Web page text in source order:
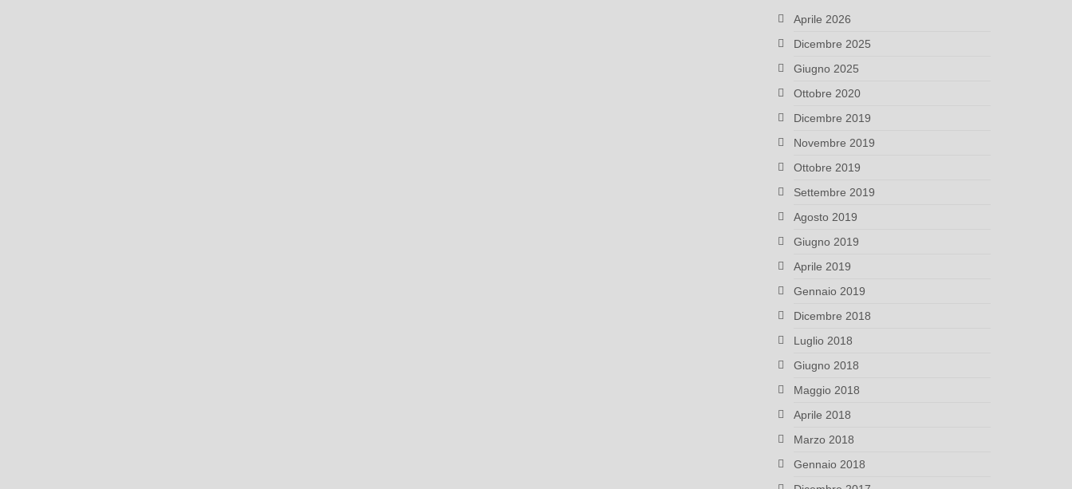
Aprile 2026
Dicembre 2025
Giugno 2025
Ottobre 2020
Dicembre 2019
Novembre 2019
Ottobre 2019
Settembre 2019
Agosto 2019
Giugno 2019
Aprile 2019
Gennaio 2019
Dicembre 2018
Luglio 2018
Giugno 2018
Maggio 2018
Aprile 2018
Marzo 2018
Gennaio 2018